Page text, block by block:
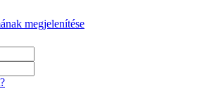
megjelenítése